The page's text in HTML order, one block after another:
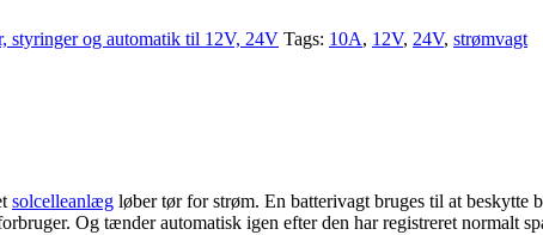
styringer og automatik til 12V, 24V Tags: 10A, 12V, 24V, strømvagt
solcelleanlæg løber tør for strøm. En batterivagt bruges til at beskytte
Og tænder automatisk igen efter den har registreret normalt